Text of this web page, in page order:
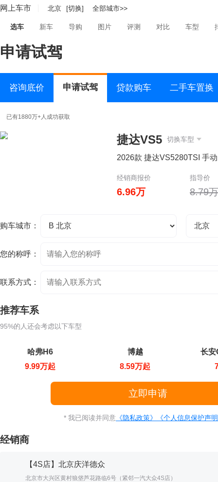
网上车市 北京 [切换] 全部城市>>
选车 新车 导购 图片 评测 对比 车型
申请试驾
咨询底价 申请试驾 贷款购车 二手车置换
已有1880万+人成功获取
捷达VS5 切换车型
2026款 捷达VS5280TSI 手
经销商报价 指导价
6.96万 8.79万
购车城市：
您的称呼：
联系方式：
推荐车系
95%的人还会考虑以下车型
哈弗H6
9.99万起
博越
8.59万起
长安
* 我已阅读并同意 《隐私政策》 《个人信息保护声
经销商
【4S店】北京庆洋德众
北京市大兴区黄村狼垡芦花路临6号（紧邻一汽大众4S店）